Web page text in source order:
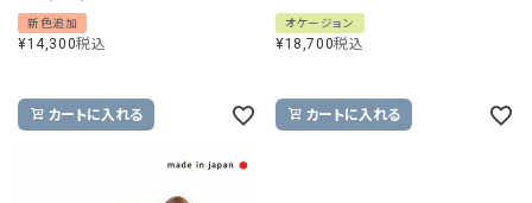
新色追加
¥14,300税込
カートに入れる
オケージョン
¥18,700税込
カートに入れる